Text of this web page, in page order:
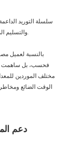
والتسليم الموثوق، وقطع الغيار لما بعد البيع، وخدمة الدعم الفني اللاحقة.
بالنسبة لعميل
فحسب، بل ساهمت
مختلف الموردين
الوقت الضائع
4. دعم